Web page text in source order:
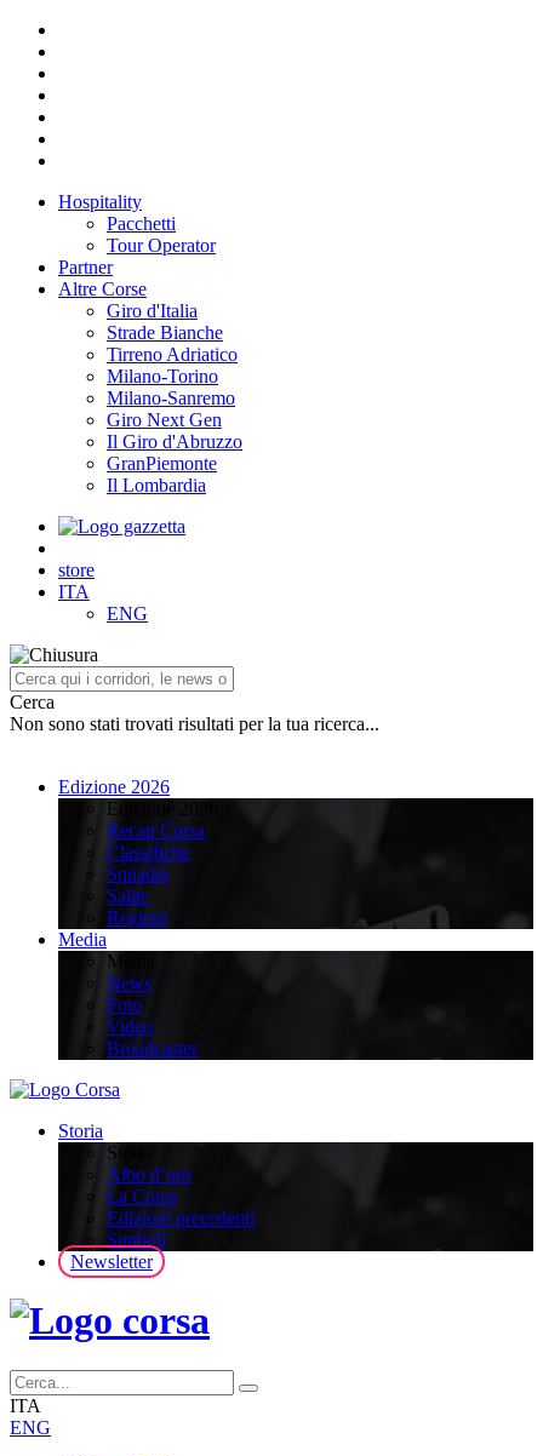
Hospitality
Pacchetti
Tour Operator
Partner
Altre Corse
Giro d'Italia
Strade Bianche
Tirreno Adriatico
Milano-Torino
Milano-Sanremo
Giro Next Gen
Il Giro d'Abruzzo
GranPiemonte
Il Lombardia
store
ITA
ENG
Cerca
Non sono stati trovati risultati per la tua ricerca...
Edizione 2026
Edizione 2026
Recap Corsa
Classifiche
Squadre
Salite
Regioni
Media
Media
News
Foto
Video
Broadcaster
Storia
Storia
Albo d’oro
La Corsa
Edizioni precedenti
Simboli
Newsletter
ITA
ENG